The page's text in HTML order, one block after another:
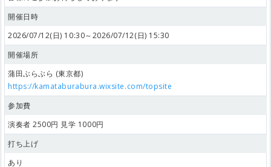
開催日時
2026/07/12(日) 10:30～2026/07/12(日) 15:30
開催場所
蒲田ぶらぶら (東京都)
https://kamataburabura.wixsite.com/topsite
参加費
演奏者 2500円 見学 1000円
打ち上げ
あり